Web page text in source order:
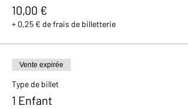
10,00 €
+ 0,25 € de frais de billetterie
Vente expirée
Type de billet
1 Enfant